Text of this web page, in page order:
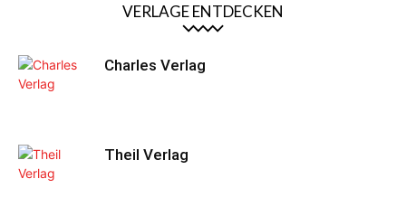
VERLAGE ENTDECKEN
Charles Verlag
Theil Verlag